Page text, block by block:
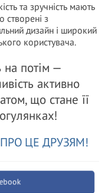
та зручність мають
створені з
дизайн і широкий
користувача.
на потім —
активно
що стане її
ЦЕ ДРУЗЯМ!